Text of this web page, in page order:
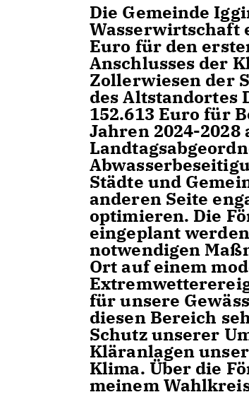
Die Gemeinde
Wasserwirtschaft
Euro für den
Anschlusses der
Zollerwiesen der
des Altstandortes
152.613 Euro für
Jahren 2024-2028
Städte und
anderen Seite
optimieren. Die
eingeplant
notwendigen
Ort auf einem
für unsere
diesen Bereich
Schutz unserer
Kläranlagen
Klima. Über die
meinem